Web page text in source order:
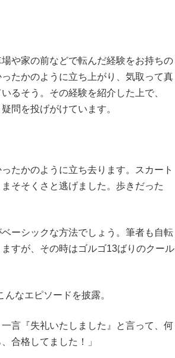
や家の前などで転んだ経験をお持ちの
たかのように立ち上がり、気取って真
るそう。その経験を紹介した上で、
問を投げがけています。
たかのように立ち去ります。スカート
そそくさと逃げました。歩きだった
ーシックな方法でしょう。筆者も自転
すが、その時はゴルゴ13ばりのクール
なエピソードを披露。
言『失礼いたしました』と言って、何
合格してました！」